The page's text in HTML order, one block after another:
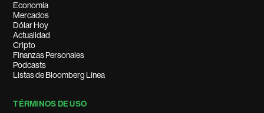
Economía
Mercados
Dólar Hoy
Actualidad
Cripto
Finanzas Personales
Podcasts
Listas de Bloomberg Línea
TÉRMINOS DE USO